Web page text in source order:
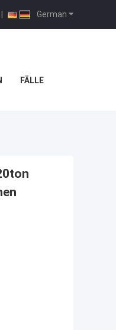
German
|
FÄLLE